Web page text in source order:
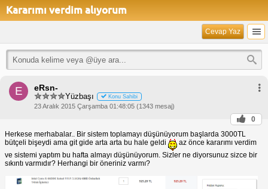
Kararımı verdim alıyorum
Cevap Yaz
E eRsn-
Yüzbaşı Konu Sahibi
23 Aralık 2015 Çarşamba 01:48:05 (1343 mesaj)
0
Herkese merhabalar.. Bir sistem toplamayı düşünüyorum başlarda 3000TL
bütçeli bişeydi ama git gide arta arta bu hale geldi
az önce kararımı verdim
ve sistemi yaptım bu hafta almayı düşünüyorum. Sizler ne diyorsunuz sizce bir
sıkıntı varmıdır? Herhangi bir öneriniz varmı?